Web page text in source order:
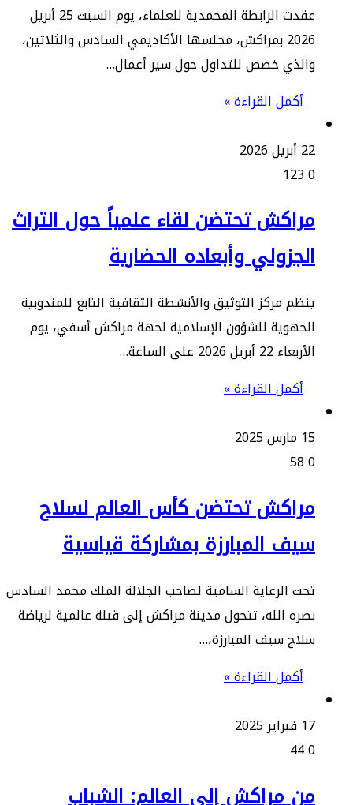
عقدت الرابطة المحمدية للعلماء، يوم السبت 25 أبريل
2026 بمراكش، مجلسها الأكاديمي السادس والثلاثين،
خصص للتداول حول سير أعمال…
أكمل القراءة »
تحتضن لقاء علمياً حول التراث
وأبعاده الحضارية
مركز التوثيق والأنشطة الثقافية التابع للمندوبية
للشؤون الإسلامية لجهة مراكش أسفي، يوم
أكمل القراءة »
تحتضن كأس العالم لسلاح
المبارزة بمشاركة قياسية
الرعاية السامية لصاحب الجلالة الملك محمد السادس
الله، تتحول مدينة مراكش إلى قبلة عالمية لرياضة
سيف المبارزة،…
أكمل القراءة »
مراكش إلى العالم: الشباب